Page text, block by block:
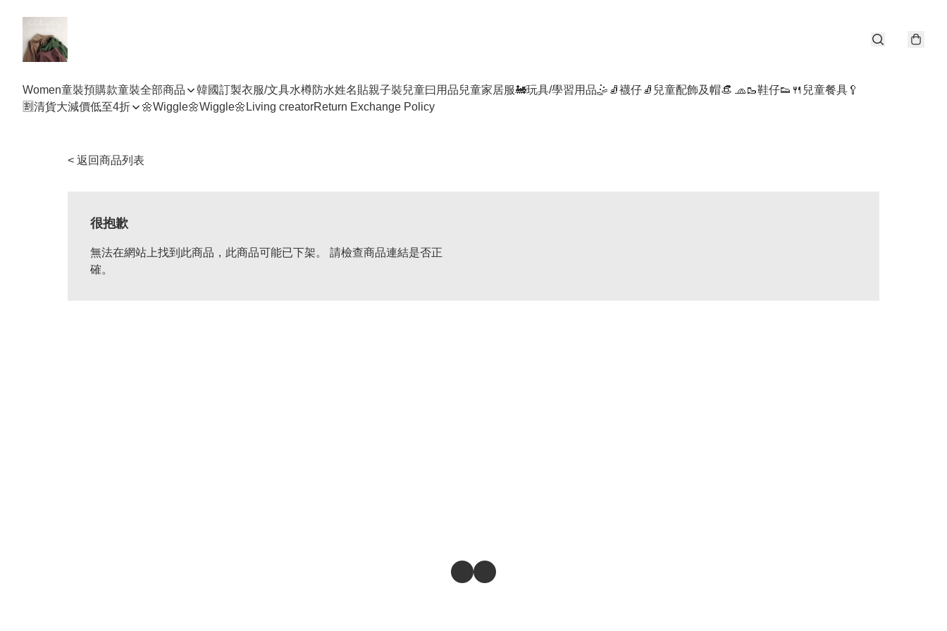
Women童裝預購款童裝全部商品 韓國訂製衣服/文具水樽防水姓名貼親子裝兒童曰用品兒童家居服🚂玩具/學習用品🤹 🧦襪仔🧦 兒童配飾及帽👒 🧢🥾鞋仔👟 🍴兒童餐具🥄
🈹清貨大減價低至4折
🌼Wiggle🌼Wiggle🌼 Living creatorReturn Exchange Policy
< 返回商品列表
很抱歉
無法在網站上找到此商品，此商品可能已下架。 請檢查商品連結是否正
確。